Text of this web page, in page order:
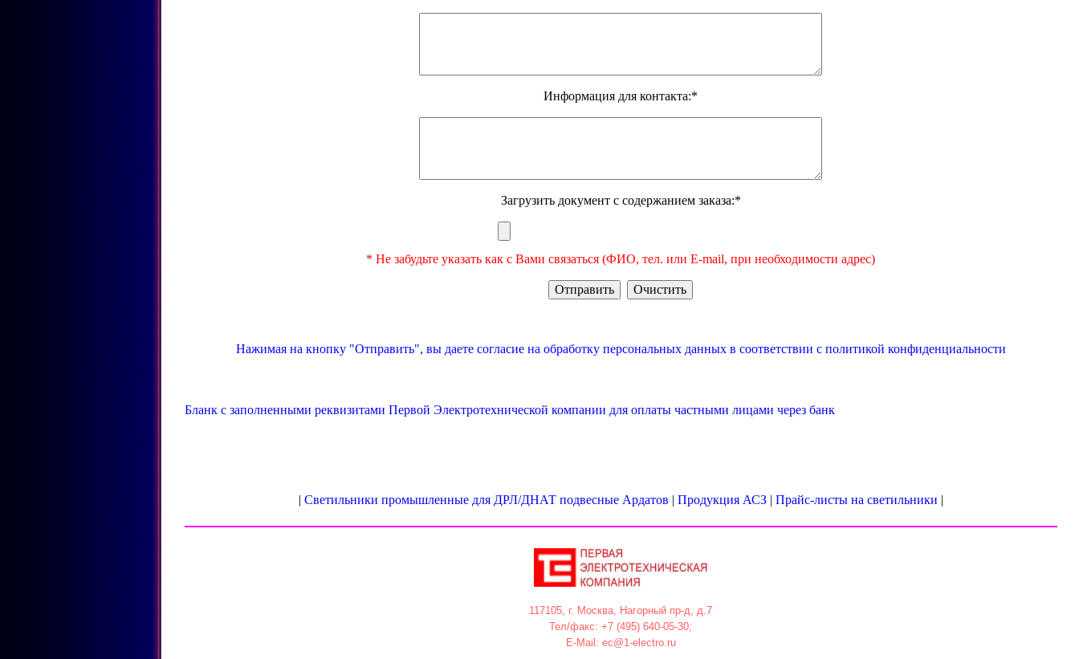
Информация для контакта:*
Загрузить документ с содержанием заказа:*
* Не забудьте указать как с Вами связаться (ФИО, тел. или E-mail, при необходимости адрес)
Нажимая на кнопку "Отправить", вы даете согласие на обработку персональных данных в соответствии с политикой конфиденциальности
Бланк с заполненными реквизитами Первой Электротехнической компании для оплаты частными лицами через банк
| Светильники промышленные для ДРЛ/ДНАТ подвесные Ардатов | Продукция АСЗ| Прайс-листы на светильники |
117105, г. Москва, Нагорный пр-д, д.7
Тел/факс: +7 (495) 640-05-30;
E-Mail: ec@1-electro.ru